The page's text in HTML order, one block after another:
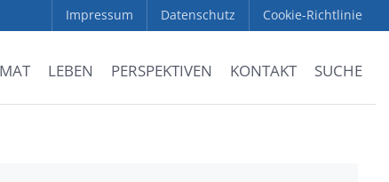
Impressum Datenschutz Cookie-Richtlinie
LEBEN PERSPEKTIVEN KONTAKT SUCHE